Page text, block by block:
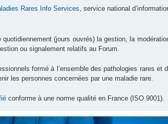
Rares Info Services, service national
(jours ouvrés) la gestion, la
ou signalement relatifs au Forum.
formé à l’ensemble des pathologies rares
les personnes concernées par une maladie rare.
conforme à une norme qualité en France (ISO 9001).